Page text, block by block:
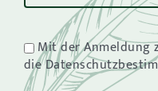
Mit der Anmeldung
die